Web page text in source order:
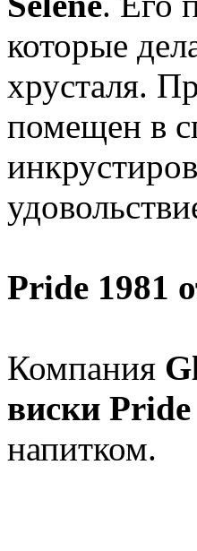
которые
хрусталя.
помещен в
Pride 1981
Компания
виски Pride
напитком.